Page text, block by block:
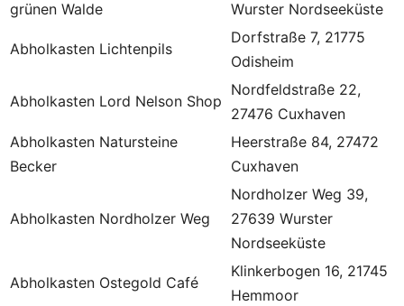
grünen Walde
Wurster Nordseeküste
Abholkasten Lichtenpils
Dorfstraße 7, 21775
Odisheim
Abholkasten Lord Nelson Shop
Nordfeldstraße 22,
27476 Cuxhaven
Abholkasten Natursteine
Becker
Heerstraße 84, 27472
Cuxhaven
Abholkasten Nordholzer Weg
Nordholzer Weg 39,
27639 Wurster
Nordseeküste
Abholkasten Ostegold Café
Klinkerbogen 16, 21745
Hemmoor